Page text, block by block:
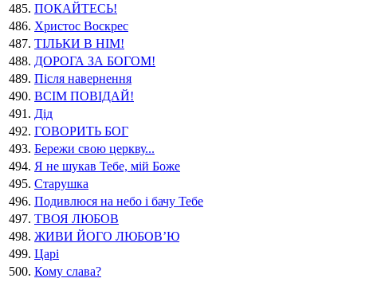
485. ПОКАЙТЕСЬ!
486. Христос Воскрес
487. ТІЛЬКИ В НІМ!
488. ДОРОГА ЗА БОГОМ!
489. Пiсля навернення
490. ВСІМ ПОВІДАЙ!
491. Дід
492. ГОВОРИТЬ БОГ
493. Бережи свою церкву...
494. Я не шукав Тебе, мій Боже
495. Старушка
496. Подивлюся на небо і бачу Тебе
497. ТВОЯ ЛЮБОВ
498. ЖИВИ ЙОГО ЛЮБОВ’Ю
499. Царі
500. Кому слава?